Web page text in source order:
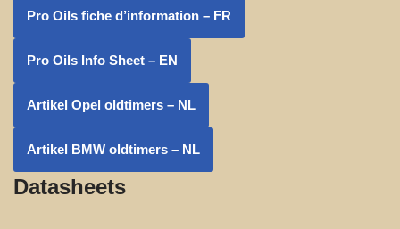
Pro Oils fiche d’information – FR
Pro Oils Info Sheet – EN
Artikel Opel oldtimers – NL
Artikel BMW oldtimers – NL
Datasheets